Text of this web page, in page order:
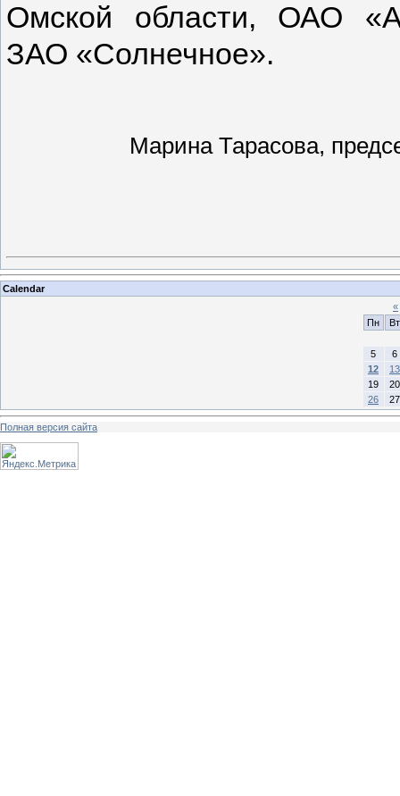
Омской области, ОАО
ЗАО «Солнечное».
Марина Тарасова,
Calendar
«
Пн
Вт
5
6
12
13
19
20
26
27
Полная версия сайта